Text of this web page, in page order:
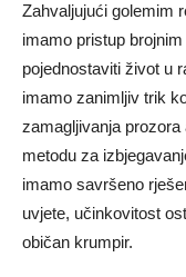
Zahvaljujući golemim
imamo pristup
pojednostaviti život u
imamo zanimljiv trik
zamagljivanja
metodu za
imamo savršeno
uvjete, učinkovitost
običan krumpir.